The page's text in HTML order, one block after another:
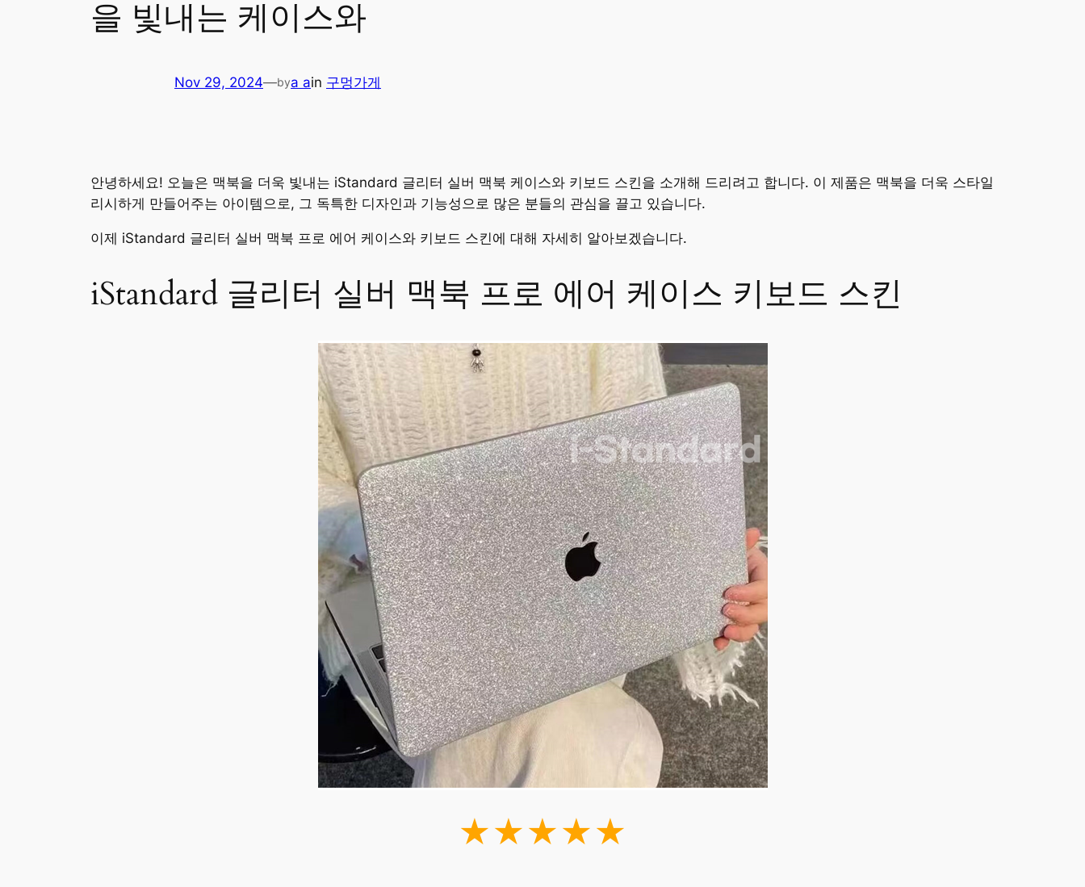
을 빛내는 케이스와
Nov 29, 2024—bya ain 구멍가게
안녕하세요! 오늘은 맥북을 더욱 빛내는 iStandard 글리터 실버 맥북 케이스와 키보드 스킨을 소개해 드리려고 합니다. 이 제품은 맥북을 더욱 스타일
리시하게 만들어주는 아이템으로, 그 독특한 디자인과 기능성으로 많은 분들의 관심을 끌고 있습니다.
이제 iStandard 글리터 실버 맥북 프로 에어 케이스와 키보드 스킨에 대해 자세히 알아보겠습니다.
iStandard 글리터 실버 맥북 프로 에어 케이스 키보드 스킨
★★★★★